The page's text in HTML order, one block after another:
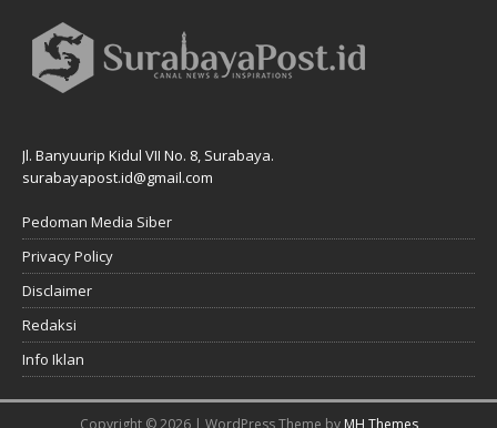
Jl. Banyuurip Kidul VII No. 8, Surabaya.
surabayapost.id@gmail.com
Pedoman Media Siber
Privacy Policy
Disclaimer
Redaksi
Info Iklan